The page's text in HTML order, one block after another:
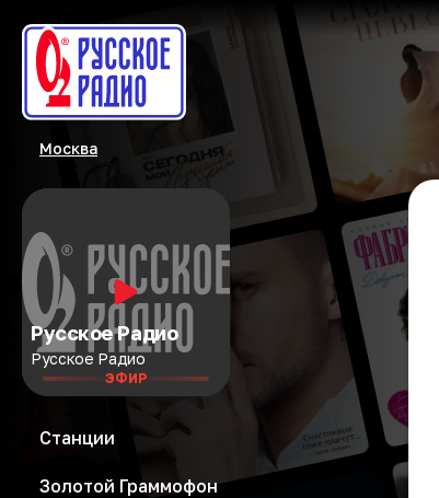
Москва
Русское Радио
Русское Радио
ЭФИР
Станции
Золотой Граммофон